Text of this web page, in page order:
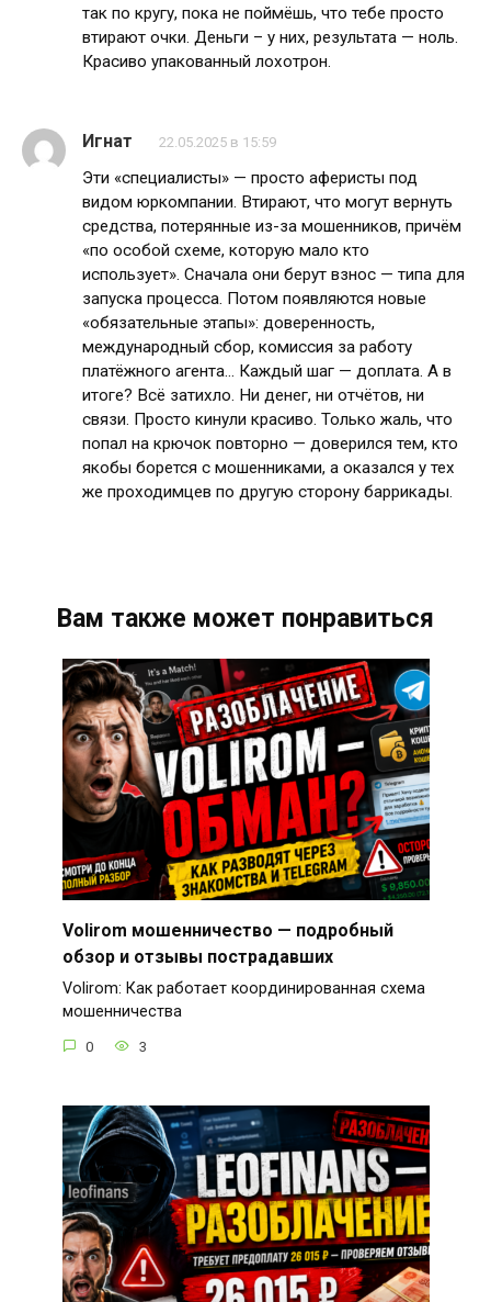
так по кругу, пока не поймёшь, что тебе просто
втирают очки. Деньги – у них, результата — ноль.
Красиво упакованный лохотрон.
Игнат 22.05.2025 в 15:59
Эти «специалисты» — просто аферисты под
видом юркомпании. Втирают, что могут вернуть
средства, потерянные из-за мошенников, причём
«по особой схеме, которую мало кто
использует». Сначала они берут взнос — типа для
запуска процесса. Потом появляются новые
«обязательные этапы»: доверенность,
международный сбор, комиссия за работу
платёжного агента… Каждый шаг — доплата. А в
итоге? Всё затихло. Ни денег, ни отчётов, ни
связи. Просто кинули красиво. Только жаль, что
попал на крючок повторно — доверился тем, кто
якобы борется с мошенниками, а оказался у тех
же проходимцев по другую сторону баррикады.
Вам также может понравиться
Volirom мошенничество — подробный
обзор и отзывы пострадавших
Volirom: Как работает координированная схема
мошенничества
0 3